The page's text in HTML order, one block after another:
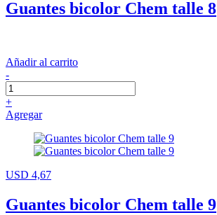
Guantes bicolor Chem talle 8
Añadir al carrito
-
+
Agregar
USD 4,67
Guantes bicolor Chem talle 9